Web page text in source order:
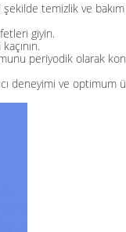
temizlik ve bakım
giyin.
periyodik olarak
deneyimi ve